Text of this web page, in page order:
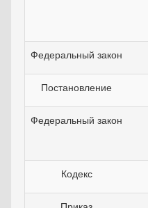
Федеральный закон
Постановление
Федеральный закон
Кодекс